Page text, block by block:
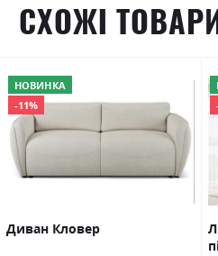
СХОЖІ
НОВИНКА
-11%
Диван Кловер